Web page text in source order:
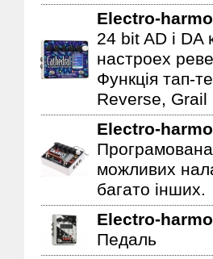
Electro-
24 bit AD і
настроех
Функція тап-
Reverse, Grail
Electro-
можливих
багато інших.
Electro-
Педаль